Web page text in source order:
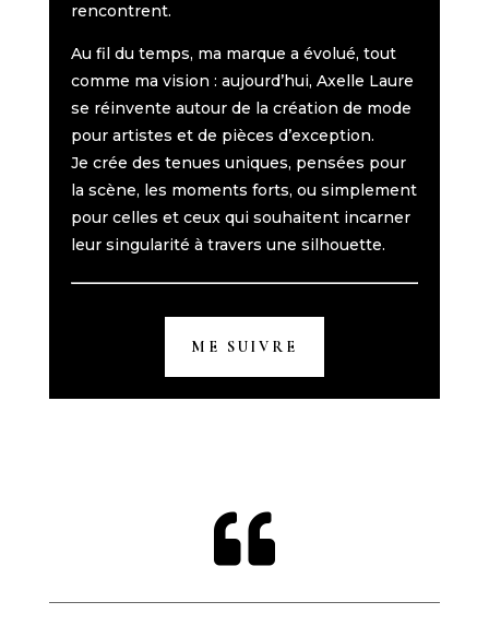
rencontrent.
Au fil du temps, ma marque a évolué, tout
comme ma vision : aujourd’hui, Axelle Laure
se réinvente autour de la création de mode
pour artistes et de pièces d’exception.
Je crée des tenues uniques, pensées pour
la scène, les moments forts, ou simplement
pour celles et ceux qui souhaitent incarner
leur singularité à travers une silhouette.
ME SUIVRE
